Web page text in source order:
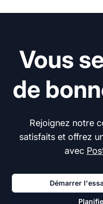
Vous
de
Rejoignez notre
satisfaits et offrez
avec
Démarrer